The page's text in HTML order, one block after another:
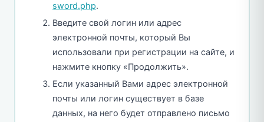
sword.php.
Введите свой логин или адрес
электронной почты, который Вы
использовали при регистрации на сайте, и
нажмите кнопку «Продолжить».
Если указанный Вами адрес электронной
почты или логин существует в базе
данных, на него будет отправлено письмо